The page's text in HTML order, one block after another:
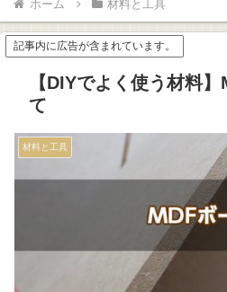
ホーム 材料と工具
記事内に広告が含まれています。
【DIYでよく使う材料
て
材料と工具